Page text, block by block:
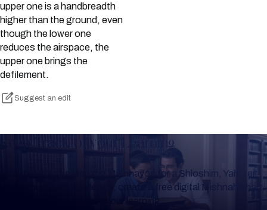
upper one is a handbreadth
higher than the ground, even
though the lower one
reduces the airspace, the
upper one brings the
defilement.
Suggest an edit
Keep Track of your Learning
Whether you are learning Mishnayos for a Shloshim, Yahrzeit
or for your own knowledge, create a free digital Mishnah chart
to help you keep track of your learning.